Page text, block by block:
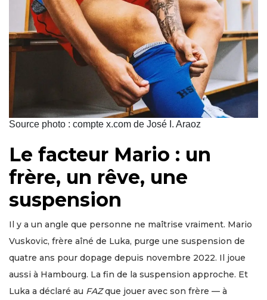
Source photo : compte x.com de José I. Araoz
Le facteur Mario : un
frère, un rêve, une
suspension
Il y a un angle que personne ne maîtrise vraiment. Mario
Vuskovic, frère aîné de Luka, purge une suspension de
quatre ans pour dopage depuis novembre 2022. Il joue
aussi à Hambourg. La fin de la suspension approche. Et
Luka a déclaré au FAZque jouer avec son frère — à